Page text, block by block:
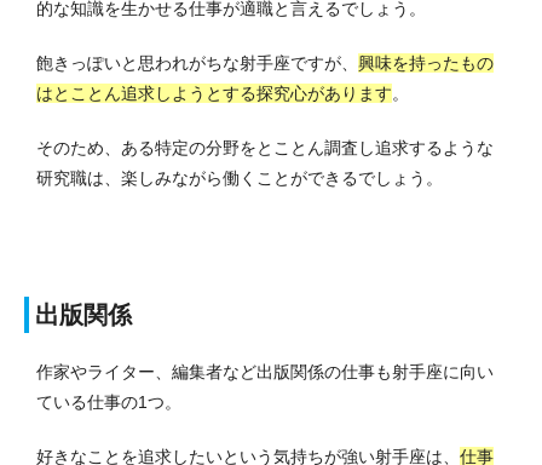
的な知識を生かせる仕事が適職と言えるでしょう。
飽きっぽいと思われがちな射手座ですが、 興味を持ったもの
はとことん追求しようとする探究心があります。
そのため、ある特定の分野をとことん調査し追求するような
研究職は、楽しみながら働くことができるでしょう。
出版関係
作家やライター、編集者など出版関係の仕事も射手座に向い
ている仕事の1つ。
好きなことを追求したいという気持ちが強い射手座は、 仕事